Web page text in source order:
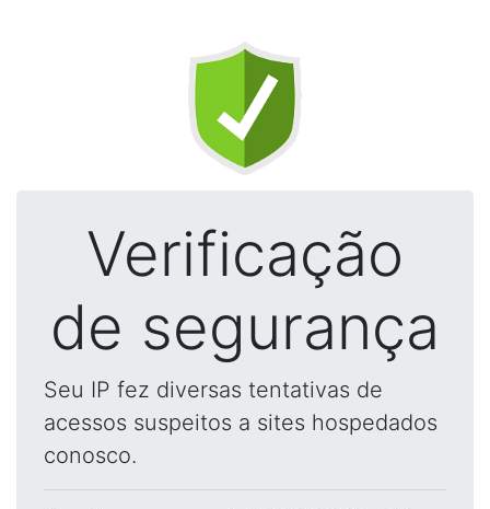
Verificação
de segurança
Seu IP fez diversas tentativas de
acessos suspeitos a sites hospedados
conosco.